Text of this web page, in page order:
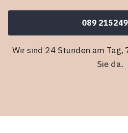
089
Wir sind 24 Stunden am Tag,
Sie da.